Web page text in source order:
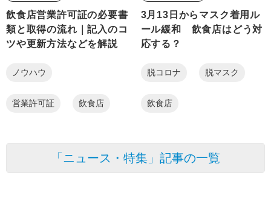
飲食店営業許可証の必要書
類と取得の流れ｜記入のコ
ツや更新方法などを解説
ノウハウ
営業許可証 飲食店
3月13日からマスク着用ル
ール緩和 飲食店はどう対
応する？
脱コロナ 脱マスク
飲食店
「ニュース・特集」記事の一覧